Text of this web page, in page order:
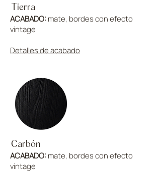
Tierra
ACABADO:mate, bordes con efecto
vintage
Detalles de acabado
Carbón
ACABADO:mate, bordes con efecto
vintage